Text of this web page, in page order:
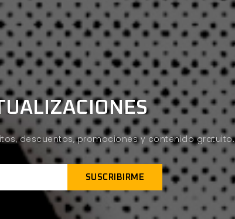
descuentos, promociones y contenido gratuito.